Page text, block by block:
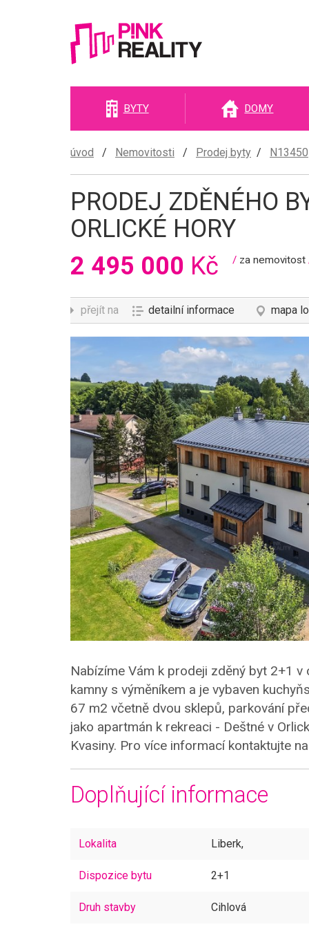
Pink
reality
BYTY DOMY
úvod / Nemovitosti / Prodej byty / N13450
PRODEJ ZDĚNÉHO
ORLICKÉ HORY
2 495 000 Kč / za nemovitost
přejít na detailní informace mapa
Nabízíme Vám k prodeji zděný byt 2+1
kamny s výměníkem a je vybaven
67 m2 včetně dvou sklepů, parkování
jako apartmán k rekreaci - Deštné v
Kvasiny. Pro více informací kontaktujte
Doplňující informace
Lokalita Liberk,
Dispozice bytu 2+1
Druh stavby Cihlová